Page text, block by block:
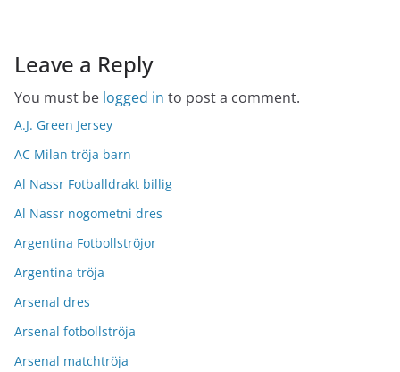
Leave a Reply
You must be logged in to post a comment.
A.J. Green Jersey
AC Milan tröja barn
Al Nassr Fotballdrakt billig
Al Nassr nogometni dres
Argentina Fotbollströjor
Argentina tröja
Arsenal dres
Arsenal fotbollströja
Arsenal matchtröja